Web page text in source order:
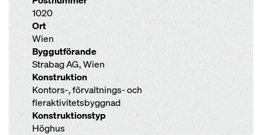
1020
Ort
Wien
Byggutförande
Strabag AG, Wien
Konstruktion
Kontors-, förvaltnings- och
fleraktivitetsbyggnad
Konstruktionstyp
Höghus